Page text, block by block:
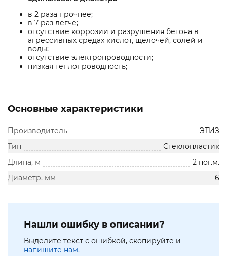
в 2 раза прочнее;
в 7 раз легче;
отсутствие коррозии и разрушения бетона в
агрессивных средах кислот, щелочей, солей и
воды;
отсутствие электропроводности;
низкая теплопроводность;
Основные характеристики
Производитель
ЭТИЗ
Тип
Стеклопластик
Длина, м
2 пог.м.
Диаметр, мм
6
Нашли ошибку в описании?
Выделите текст с ошибкой, скопируйте и
напишите нам.